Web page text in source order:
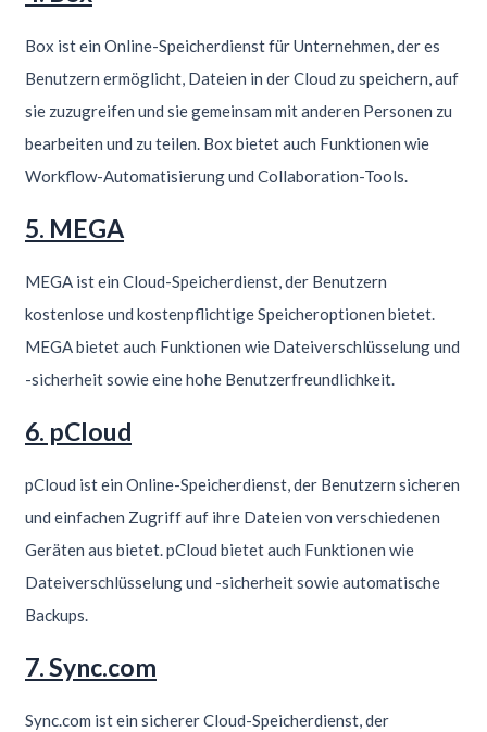
Box ist ein Online-Speicherdienst für Unternehmen, der es
Benutzern ermöglicht, Dateien in der Cloud zu speichern, auf
sie zuzugreifen und sie gemeinsam mit anderen Personen zu
bearbeiten und zu teilen. Box bietet auch Funktionen wie
Workflow-Automatisierung und Collaboration-Tools.
5. MEGA
MEGA ist ein Cloud-Speicherdienst, der Benutzern
kostenlose und kostenpflichtige Speicheroptionen bietet.
MEGA bietet auch Funktionen wie Dateiverschlüsselung und
-sicherheit sowie eine hohe Benutzerfreundlichkeit.
6. pCloud
pCloud ist ein Online-Speicherdienst, der Benutzern sicheren
und einfachen Zugriff auf ihre Dateien von verschiedenen
Geräten aus bietet. pCloud bietet auch Funktionen wie
Dateiverschlüsselung und -sicherheit sowie automatische
Backups.
7. Sync.com
Sync.com ist ein sicherer Cloud-Speicherdienst, der